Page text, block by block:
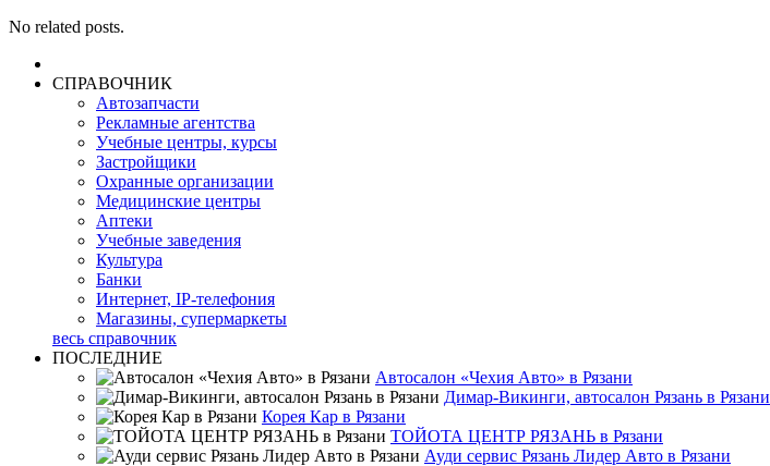
No related posts.
СПРАВОЧНИК
Автозапчасти
Рекламные агентства
Учебные центры, курсы
Застройщики
Охранные организации
Медицинские центры
Аптеки
Учебные заведения
Культура
Банки
Интернет, IP-телефония
Магазины, супермаркеты
весь справочник
ПОСЛЕДНИЕ
Автосалон «Чехия Авто» в Рязани
Димар-Викинги, автосалон Рязань в Рязани
Корея Кар в Рязани
TOЙОТА ЦЕНТР РЯЗАНЬ в Рязани
Ауди сервис Рязань Лидер Авто в Рязани